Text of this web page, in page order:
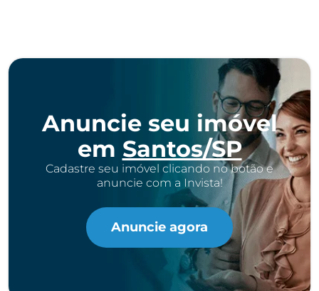
Anuncie seu imóvel
em Santos/SP
Cadastre seu imóvel clicando no botão e
anuncie com a Invista!
Anuncie agora